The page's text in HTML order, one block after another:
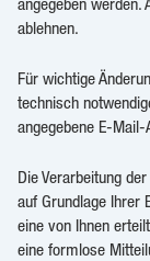
ablehnen.
Für wichtige
technisch
angegebene E-
Die Verarbeitung
auf Grundlage Ihrer
eine von Ihnen
eine formlose